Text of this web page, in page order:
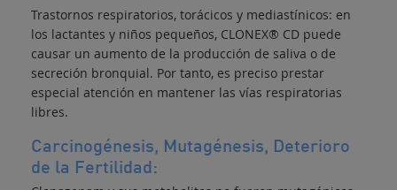
Trastornos respiratorios, torácicos y mediastínicos: en
los lactantes y niños pequeños, CLONEX® CD puede
causar un aumento de la producción de saliva o de
secreción bronquial. Por tanto, es preciso prestar
especial atención en mantener las vías respiratorias
libres.
Carcinogénesis, Mutagénesis, Deterioro
de la Fertilidad: